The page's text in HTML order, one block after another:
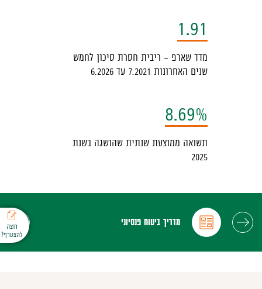
רוצה
להצטרף?
1.91
מדד שארפ - ריבית חסרת סיכון לחמש
שנים האחרונות 7.2021 עד 6.2026
8.69%
תשואה ממוצעת שנתית שהושגה בשנת
2025
משנה
מדריך ביטוח פנסיוני